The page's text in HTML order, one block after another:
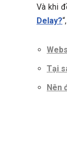
Và khi
Delay?
Tại
Nên